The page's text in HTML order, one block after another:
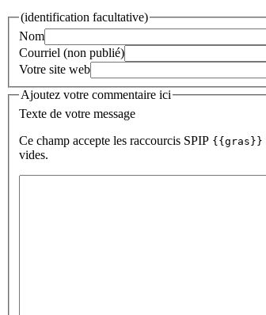
(identification facultative)
Nom
Courriel (non publié)
Votre site web
Ajoutez votre commentaire ici
Texte de votre message
Ce champ accepte les raccourcis SPIP {{gras}}
vides.